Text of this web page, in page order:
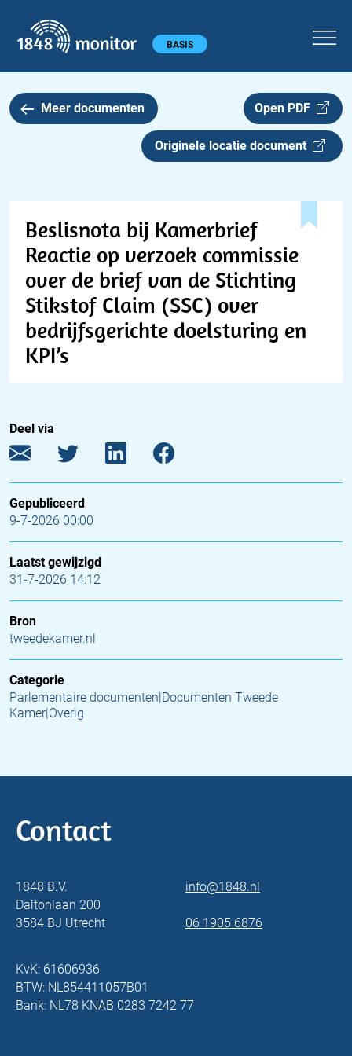
Hoofdmenu BASIS
Meer documenten Open PDF
Originele locatie document
Beslisnota bij Kamerbrief
Reactie op verzoek commissie
over de brief van de Stichting
Stikstof Claim (SSC) over
bedrijfsgerichte doelsturing en
KPI’s
Deel via
Gepubliceerd
9-7-2026 00:00
Laatst gewijzigd
31-7-2026 14:12
Bron
tweedekamer.nl
Categorie
Parlementaire documenten|Documenten Tweede
Kamer|Overig
Contact
1848 B.V.
Daltonlaan 200
3584 BJ Utrecht
info@1848.nl
06 1905 6876
KvK: 61606936
BTW: NL854411057B01
Bank: NL78 KNAB 0283 7242 77